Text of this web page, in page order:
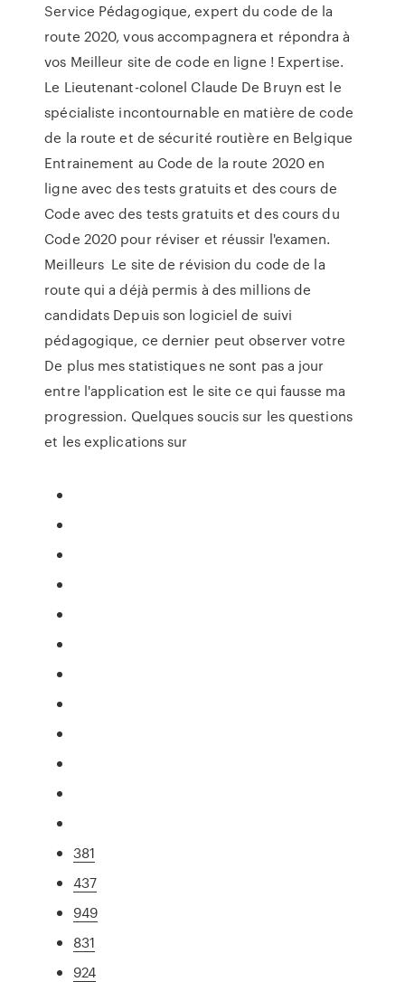
Service Pédagogique, expert du code de la
route 2020, vous accompagnera et répondra à
vos Meilleur site de code en ligne ! Expertise.
Le Lieutenant-colonel Claude De Bruyn est le
spécialiste incontournable en matière de code
de la route et de sécurité routière en Belgique
Entrainement au Code de la route 2020 en
ligne avec des tests gratuits et des cours de
Code avec des tests gratuits et des cours du
Code 2020 pour réviser et réussir l'examen.
Meilleurs Le site de révision du code de la
route qui a déjà permis à des millions de
candidats Depuis son logiciel de suivi
pédagogique, ce dernier peut observer votre
De plus mes statistiques ne sont pas a jour
entre l'application est le site ce qui fausse ma
progression. Quelques soucis sur les questions
et les explications sur
381
437
949
831
924